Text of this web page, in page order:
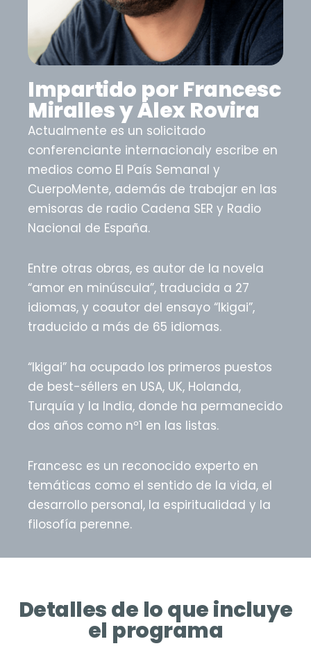
Impartido por Francesc
Miralles y Álex Rovira
Actualmente es un solicitado
conferenciante internacionaly escribe en
medios como El País Semanal y
CuerpoMente, además de trabajar en las
emisoras de radio Cadena SER y Radio
Nacional de España.
Entre otras obras, es autor de la novela
“amor en minúscula”, traducida a 27
idiomas, y coautor del ensayo “Ikigai”,
traducido a más de 65 idiomas.
“Ikigai” ha ocupado los primeros puestos
de best-séllers en USA, UK, Holanda,
Turquía y la India, donde ha permanecido
dos años como nº1 en las listas.
Francesc es un reconocido experto en
temáticas como el sentido de la vida, el
desarrollo personal, la espiritualidad y la
filosofía perenne.
Detalles de lo que incluye
el programa